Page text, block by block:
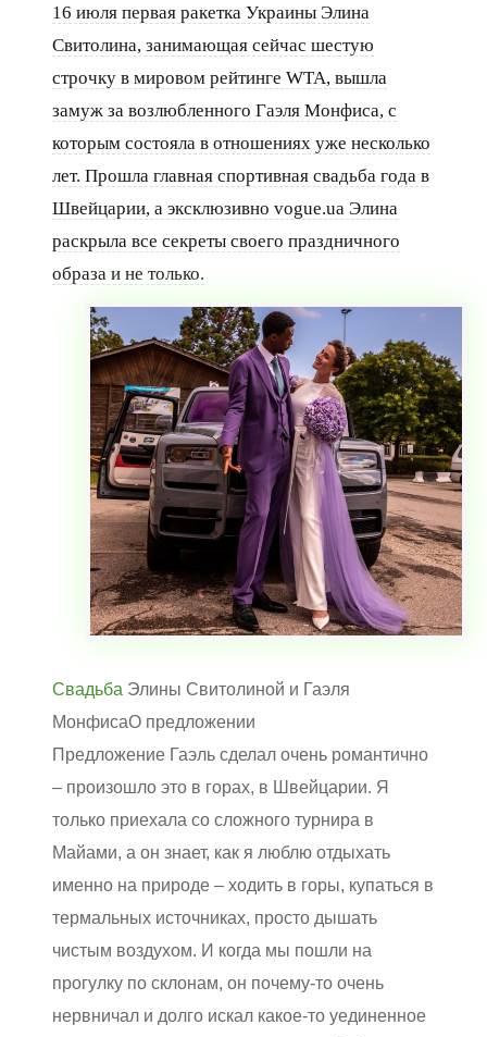
16 июля первая ракетка Украины Элина
Свитолина, занимающая сейчас шестую
строчку в мировом рейтинге WTA, вышла
замуж за возлюбленного Гаэля Монфиса, с
которым состояла в отношениях уже несколько
лет. Прошла главная спортивная свадьба года в
Швейцарии, а эксклюзивно vogue.ua Элина
раскрыла все секреты своего праздничного
образа и не только.
Свадьба Элины Свитолиной и Гаэля
МонфисаО предложении
Предложение Гаэль сделал очень романтично
– произошло это в горах, в Швейцарии. Я
только приехала со сложного турнира в
Майами, а он знает, как я люблю отдыхать
именно на природе – ходить в горы, купаться в
термальных источниках, просто дышать
чистым воздухом. И когда мы пошли на
прогулку по склонам, он почему-то очень
нервничал и долго искал какое-то уединенное